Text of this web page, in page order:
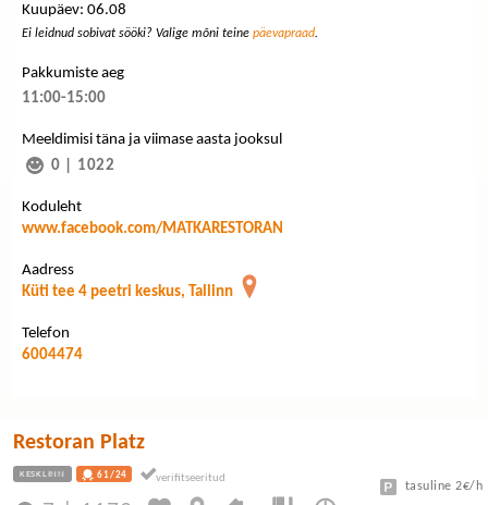
Kuupäev: 06.08
Ei leidnud sobivat sööki? Valige mõni teine päevapraad.
Pakkumiste aeg
11:00-15:00
Meeldimisi täna ja viimase aasta jooksul
0
1022
Koduleht
www.facebook.com/MATKARESTORAN
Aadress
Küti tee 4 peetri keskus, Tallinn
Telefon
6004474
Restoran Platz
KESKLINN 61/24
tasuline 2€/h